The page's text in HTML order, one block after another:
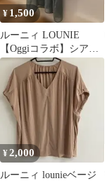
¥ 1,500
ルーニィ LOUNIE
【Oggiコラボ】シアー
ブラウス ブルーグレー
36
¥2,000
ルーニィ lounieベージ